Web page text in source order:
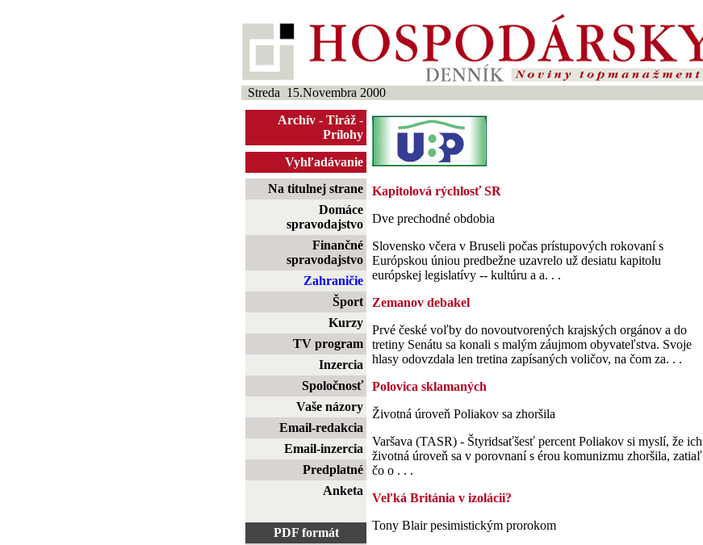
Streda 15.Novembra 2000
Archív - Tiráž -
Prílohy
Vyhľadávanie
Na titulnej strane
Domáce
spravodajstvo
Finančné
spravodajstvo
Zahraničie
Šport
Kurzy
TV program
Inzercia
Spoločnosť
Vaše názory
Email-redakcia
Email-inzercia
Predplatné
Anketa
PDF formát
Kapitolová rýchlosť SR
Dve prechodné obdobia
Slovensko včera v Bruseli počas prístupových rokovaní s
Európskou úniou predbežne uzavrelo už desiatu kapitolu
európskej legislatívy -- kultúru a a. . .
Zemanov debakel
Prvé české voľby do novoutvorených krajských orgánov a do
tretiny Senátu sa konali s malým záujmom obyvateľstva. Svoje
hlasy odovzdala len tretina zapísaných voličov, na čom za. . .
Polovica sklamaných
Životná úroveň Poliakov sa zhoršila
Varšava (TASR) - Štyridsaťšesť percent Poliakov si myslí, že ich
životná úroveň sa v porovnaní s érou komunizmu zhoršila, zatiaľ
čo o . . .
Veľká Británia v izolácii?
Tony Blair pesimistickým prorokom